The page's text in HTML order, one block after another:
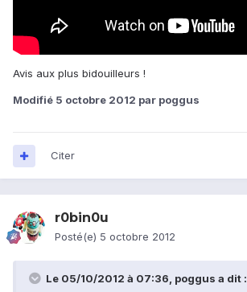
Avis aux plus bidouilleurs !
Modifié 5 octobre 2012 par poggus
Citer
r0bin0u
Posté(e) 5 octobre 2012
Le 05/10/2012 à 07:36, poggus a dit :